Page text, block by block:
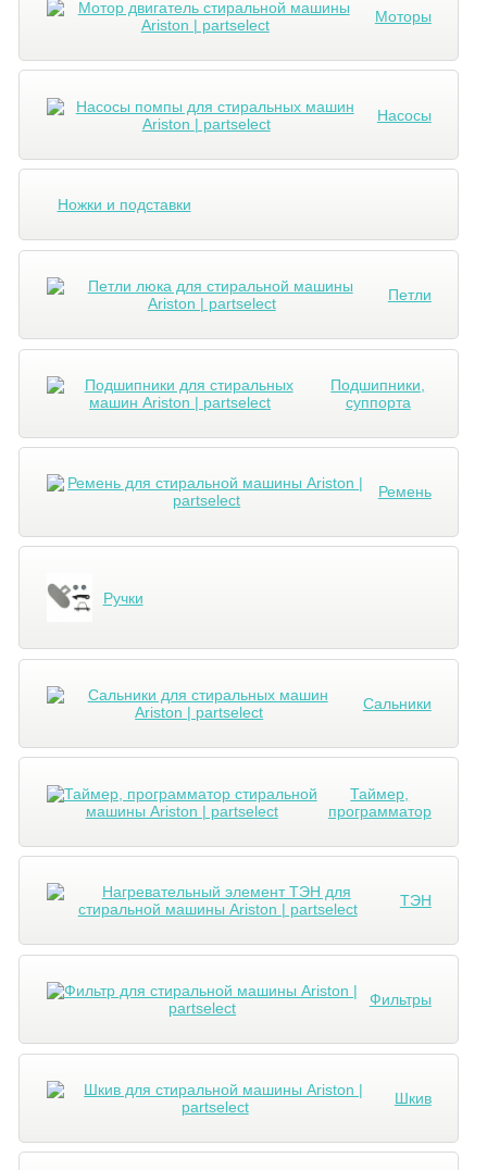
Моторы
Насосы
Ножки и подставки
Петли
Подшипники,
суппорта
Ремень
Ручки
Сальники
Таймер,
программатор
ТЭН
Фильтры
Шкив